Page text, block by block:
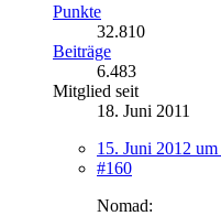
Punkte
32.810
Beiträge
6.483
Mitglied seit
18. Juni 2011
15. Juni 2012
#160
Nomad: